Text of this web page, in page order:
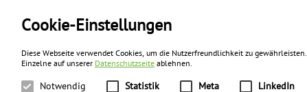
Cookie-Einstellungen
Diese Webseite verwendet Cookies, um die Nutzerfreundlichkeit zu
Einzelne auf unserer Datenschutzseite ablehnen.
Notwendig Statistik Meta LinkedIn